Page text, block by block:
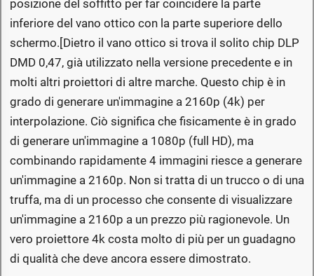
posizione del soffitto per far coincidere la parte
inferiore del vano ottico con la parte superiore dello
schermo.[Dietro il vano ottico si trova il solito chip DLP
DMD 0,47, già utilizzato nella versione precedente e in
molti altri proiettori di altre marche. Questo chip è in
grado di generare un'immagine a 2160p (4k) per
interpolazione. Ciò significa che fisicamente è in grado
di generare un'immagine a 1080p (full HD), ma
combinando rapidamente 4 immagini riesce a generare
un'immagine a 2160p. Non si tratta di un trucco o di una
truffa, ma di un processo che consente di visualizzare
un'immagine a 2160p a un prezzo più ragionevole. Un
vero proiettore 4k costa molto di più per un guadagno
di qualità che deve ancora essere dimostrato.